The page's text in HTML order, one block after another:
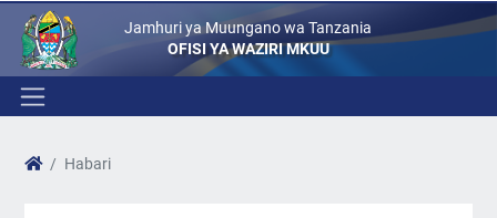
Jamhuri ya Muungano wa Tanzania
OFISI YA WAZIRI MKUU
Habari